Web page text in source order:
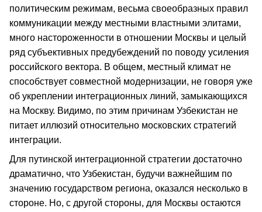
политическим режимам, весьма своеобразных правил
коммуникации между местными властными элитами,
много настороженности в отношении Москвы и целый
ряд субъективных предубеждений по поводу усиления
российского вектора. В общем, местный климат не
способствует совместной модернизации, не говоря уже
об укреплении интеграционных линий, замыкающихся
на Москву. Видимо, по этим причинам Узбекистан не
питает иллюзий относительно московских стратегий
интеграции.
Для путинской интеграционной стратегии достаточно
драматично, что Узбекистан, будучи важнейшим по
значению государством региона, оказался несколько в
стороне. Но, с другой стороны, для Москвы остаются